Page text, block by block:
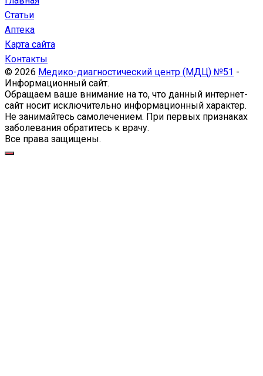
Статьи
Аптека
Карта сайта
Контакты
© 2026 Медико-диагностический центр (МДЦ) №51 -
Информационный сайт.
Обращаем ваше внимание на то, что данный интернет-
сайт носит исключительно информационный характер.
Не занимайтесь самолечением. При первых признаках
заболевания обратитесь к врачу.
Все права защищены.